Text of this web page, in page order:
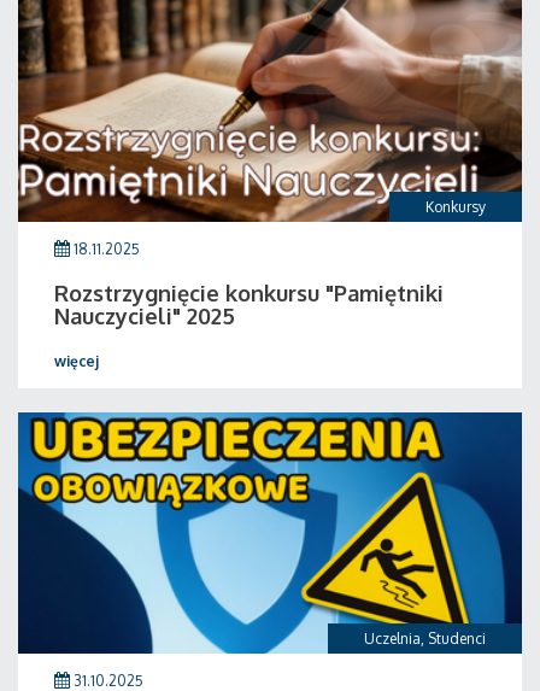
Konkursy
18.11.2025
Rozstrzygnięcie konkursu "Pamiętniki
Nauczycieli" 2025
więcej
Uczelnia, Studenci
31.10.2025